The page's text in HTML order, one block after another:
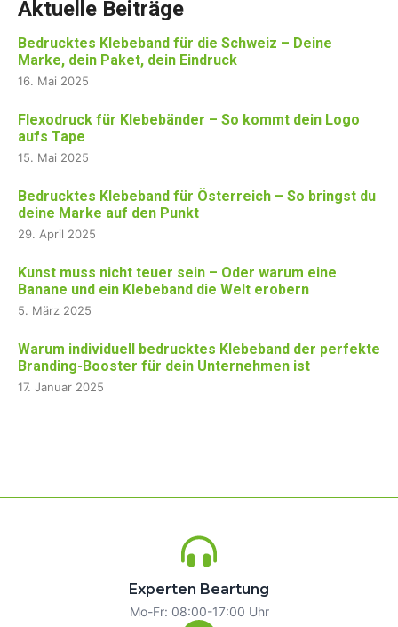
Aktuelle Beiträge
Bedrucktes Klebeband für die Schweiz – Deine
Marke, dein Paket, dein Eindruck
16. Mai 2025
Flexodruck für Klebebänder – So kommt dein Logo
aufs Tape
15. Mai 2025
Bedrucktes Klebeband für Österreich – So bringst du
deine Marke auf den Punkt
29. April 2025
Kunst muss nicht teuer sein – Oder warum eine
Banane und ein Klebeband die Welt erobern
5. März 2025
Warum individuell bedrucktes Klebeband der perfekte
Branding-Booster für dein Unternehmen ist
17. Januar 2025
Experten Beartung
Mo-Fr: 08:00-17:00 Uhr